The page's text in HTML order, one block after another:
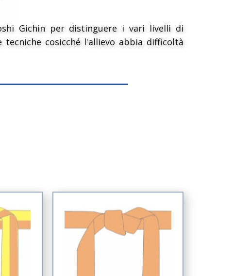
Gichin per distinguere i vari livelli di
cosicché l'allievo abbia difficoltà